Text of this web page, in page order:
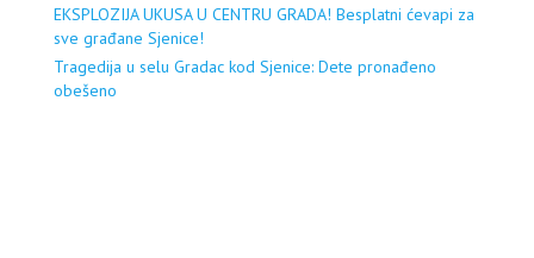
EKSPLOZIJA UKUSA U CENTRU GRADA! Besplatni ćevapi za
sve građane Sjenice!
Tragedija u selu Gradac kod Sjenice: Dete pronađeno
obešeno